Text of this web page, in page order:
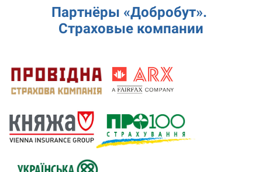
Партнёры «Добробут».
Страховые компании